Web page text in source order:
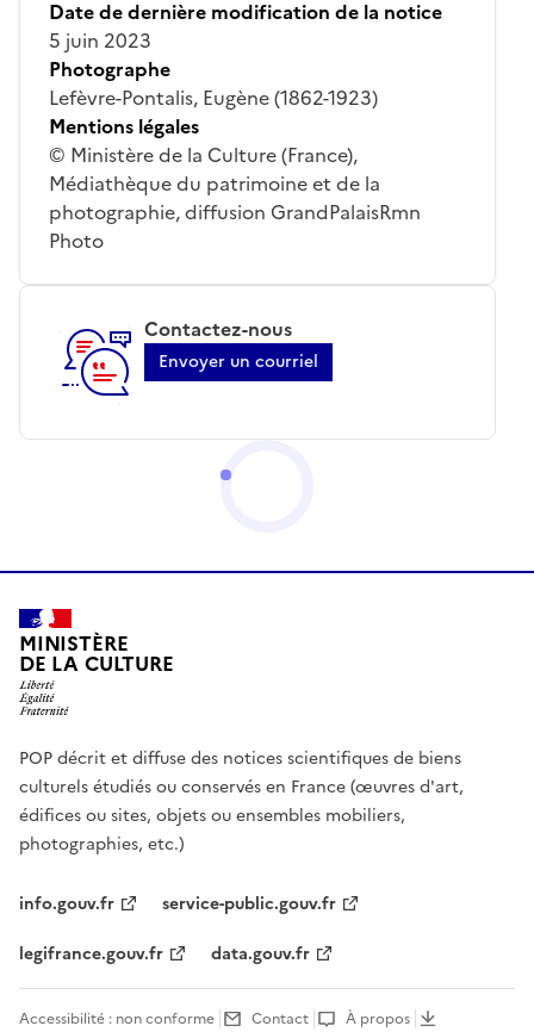
Date de dernière modification de la notice
5 juin 2023
Photographe
Lefèvre-Pontalis, Eugène (1862-1923)
Mentions légales
© Ministère de la Culture (France),
Médiathèque du patrimoine et de la
photographie, diffusion GrandPalaisRmn
Photo
Contactez-nous
Envoyer un courriel
MINISTÈRE
DE LA CULTURE
POP décrit et diffuse des notices scientifiques de biens
culturels étudiés ou conservés en France (œuvres d'art,
édifices ou sites, objets ou ensembles mobiliers,
photographies, etc.)
info.gouv.fr
service-public.gouv.fr
legifrance.gouv.fr
data.gouv.fr
Accessibilité : non conforme Contact À propos